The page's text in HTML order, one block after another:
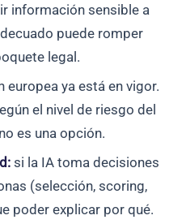
información sensible a
puede romper
legal.
europea ya está en vigor.
el nivel de riesgo del
es una opción.
si la IA toma decisiones
(selección, scoring,
poder explicar por qué.